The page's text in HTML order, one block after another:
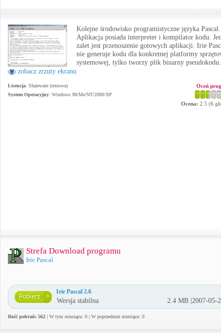
zobacz zrzuty ekranu
Kolejne środowisko programistyczne języka Pascal.
Aplikacja posiada interpreter i kompilator kodu.
zalet jest przenoszenie gotowych aplikacji. Irie
nie generuje kodu dla konkretnej platformy
systemowej, tylko tworzy plik binarny pseudokodu.
Licencja: Shareware (testowa)
System Operacyjny: Windows 98/Me/NT/2000/XP
Oceń
Ocena: 2.5 (6
Strefa Download programu
Irie Pascal
Irie Pascal 2.6
Wersja stabilna 2.4 MB |2007-05-
Ilość pobrań: 562 | W tym miesiącu: 0 | W poprzednim miesiącu: 0